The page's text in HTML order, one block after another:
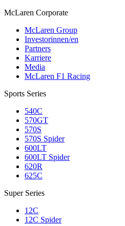
McLaren Corporate
McLaren Group
Investorinnen/en
Partners
Karriere
Media
McLaren F1 Racing
Sports Series
540C
570GT
570S
570S Spider
600LT
600LT Spider
620R
625C
Super Series
12C
12C Spider